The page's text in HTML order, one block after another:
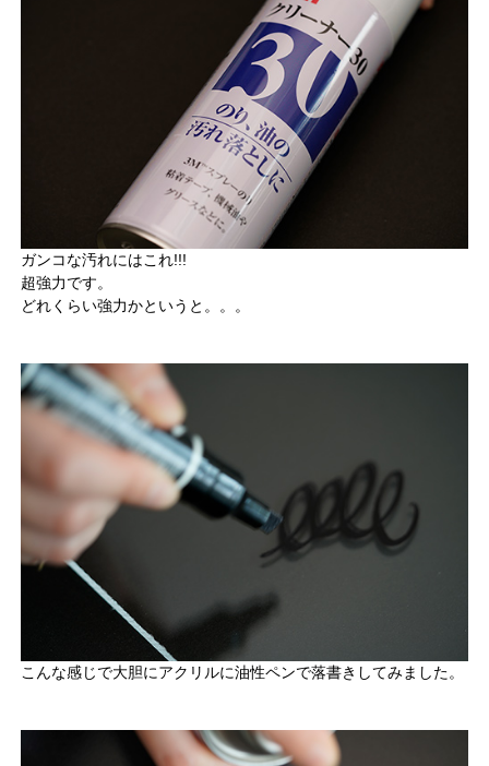
ガンコな汚れにはこれ!!!
超強力です。
どれくらい強力かというと。。。
こんな感じで大胆にアクリルに油性ペンで落書きしてみました。